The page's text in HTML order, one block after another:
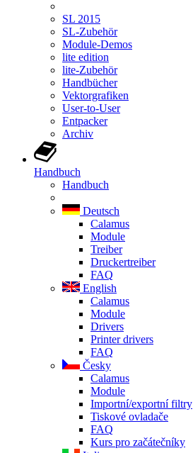
SL 2015
SL-Zubehör
Module-Demos
lite edition
lite-Zubehör
Handbücher
Vektorgrafiken
User-to-User
Entpacker
Archiv
Handbuch
Handbuch
Deutsch
Calamus
Module
Treiber
Druckertreiber
FAQ
English
Calamus
Module
Drivers
Printer drivers
FAQ
Česky
Calamus
Module
Importní/exportní filtry
Tiskové ovladače
FAQ
Kurs pro začátečníky